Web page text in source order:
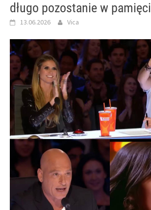
długo pozostanie w pamięci
13.06.2026 Vica